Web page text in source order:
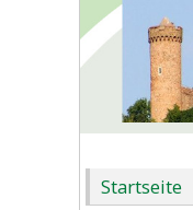
Startseite